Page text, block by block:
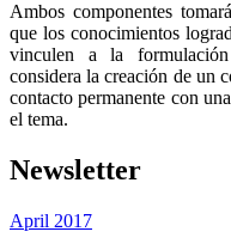
Ambos componentes
que los conocimientos
vinculen a la
considera la creación de un
contacto permanente con
el tema.
Newsletter
April 2017